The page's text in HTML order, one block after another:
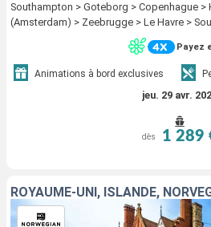
Southampton > Goteborg > Copenhague >
(Amsterdam) > Zeebrugge > Le Havre >
Payez
Animations à bord exclusives
jeu. 29 avr.
dès 1 289
ROYAUME-UNI, ISLANDE,